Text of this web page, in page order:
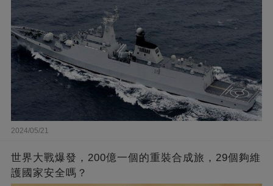
2024/05/21
世界大戰爆發，200億一個的重裝合成旅，29個夠維
護國家安全嗎？